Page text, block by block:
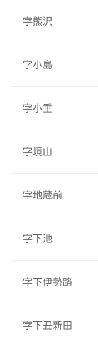
字熊沢
字小島
字小垂
字境山
字地藏前
字下池
字下伊勢路
字下丑新田